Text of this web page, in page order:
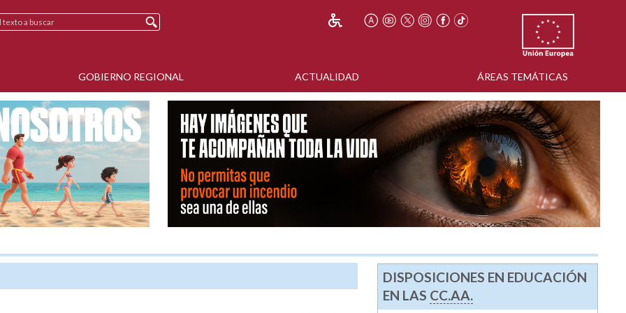
GOBIERNO REGIONAL ACTUALIDAD ÁREAS TEMÁTICAS
DISPOSICIONES EN EDUCACIÓN
EN LAS CC.AA.